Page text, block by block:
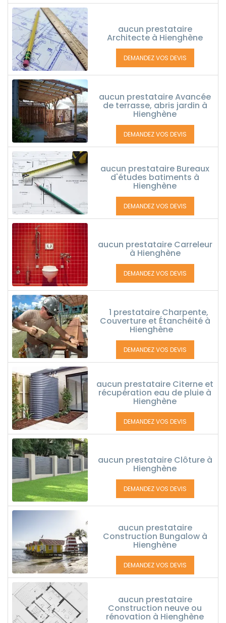
aucun prestataire
Architecte à Hienghène
DEMANDEZ VOS DEVIS
aucun prestataire Avancée
de terrasse, abris jardin à
Hienghène
DEMANDEZ VOS DEVIS
aucun prestataire Bureaux
d'études batiments à
Hienghène
DEMANDEZ VOS DEVIS
aucun prestataire Carreleur
à Hienghène
DEMANDEZ VOS DEVIS
1 prestataire Charpente,
Couverture et Étanchéité à
Hienghène
DEMANDEZ VOS DEVIS
aucun prestataire Citerne et
récupération eau de pluie à
Hienghène
DEMANDEZ VOS DEVIS
aucun prestataire Clôture à
Hienghène
DEMANDEZ VOS DEVIS
aucun prestataire
Construction Bungalow à
Hienghène
DEMANDEZ VOS DEVIS
aucun prestataire
Construction neuve ou
rénovation à Hienghène